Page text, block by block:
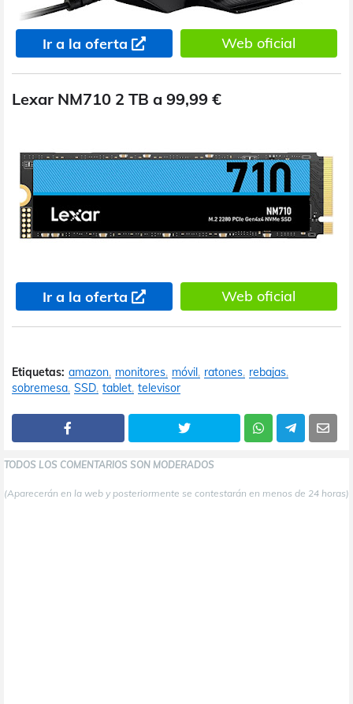
Ir a la oferta Web oficial
Lexar NM710 2 TB a 99,99 €
Ir a la oferta Web oficial
Etiquetas: amazon monitores móvil ratones rebajas
sobremesa SSD tablet televisor
TODOS LOS COMENTARIOS SON MODERADOS
(Aparecerán en la web y posteriormente se contestarán en menos de 24 horas)